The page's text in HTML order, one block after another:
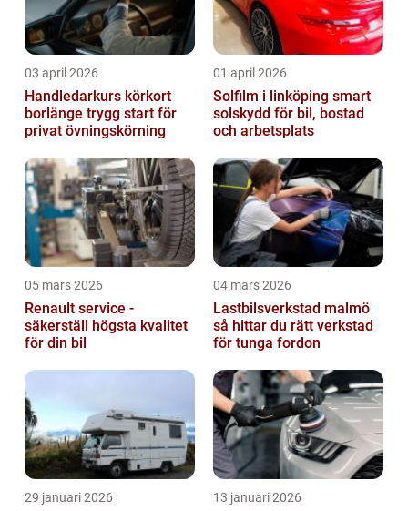
03 april 2026
Handledarkurs körkort
borlänge trygg start för
privat övningskörning
01 april 2026
Solfilm i linköping smart
solskydd för bil, bostad
och arbetsplats
05 mars 2026
Renault service -
säkerställ högsta kvalitet
för din bil
04 mars 2026
Lastbilsverkstad malmö
så hittar du rätt verkstad
för tunga fordon
29 januari 2026 13 januari 2026